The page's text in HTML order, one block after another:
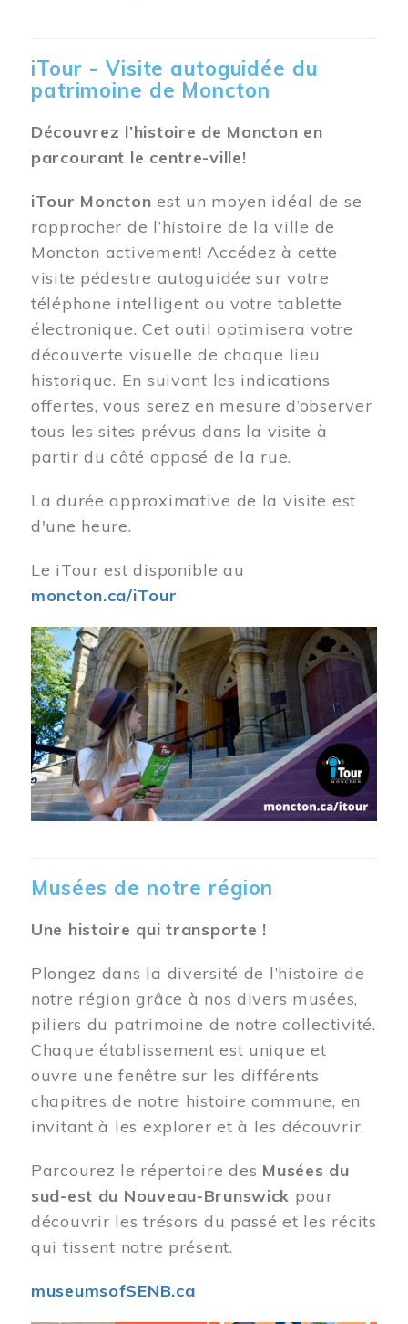
iTour - Visite autoguidée du
patrimoine de Moncton
Découvrez l’histoire de Moncton en
parcourant le centre-ville!
iTour Moncton est un moyen idéal de se
rapprocher de l’histoire de la ville de
Moncton activement! Accédez à cette
visite pédestre autoguidée sur votre
téléphone intelligent ou votre tablette
électronique. Cet outil optimisera votre
découverte visuelle de chaque lieu
historique. En suivant les indications
offertes, vous serez en mesure d’observer
tous les sites prévus dans la visite à
partir du côté opposé de la rue.
La durée approximative de la visite est
d'une heure.
Le iTour est disponible au
moncton.ca/iTour
Musées de notre région
Une histoire qui transporte !
Plongez dans la diversité de l’histoire de
notre région grâce à nos divers musées,
piliers du patrimoine de notre collectivité.
Chaque établissement est unique et
ouvre une fenêtre sur les différents
chapitres de notre histoire commune, en
invitant à les explorer et à les découvrir.
Parcourez le répertoire des Musées du
sud-est du Nouveau-Brunswick pour
découvrir les trésors du passé et les récits
qui tissent notre présent.
museumsofSENB.ca